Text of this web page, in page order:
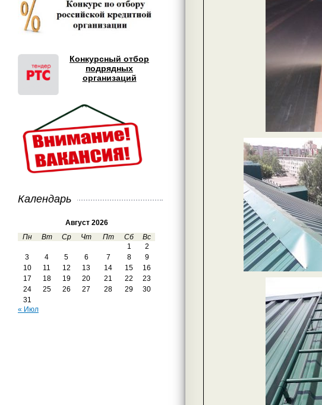
Конкурсный отбор
подрядных
организаций
Календарь
Август 2026
Пн
Вт Ср Чт Пт Сб
Вс
1
2
3
4 5 6 7 8
9
10
11 12 13 14 15
16
17
18 19 20 21 22
23
24
25 26 27 28 29
30
31
« Июл